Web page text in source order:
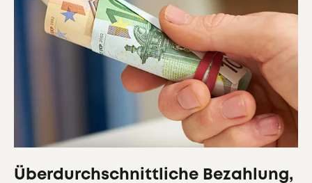
Überdurchschnittliche Bezahlung,